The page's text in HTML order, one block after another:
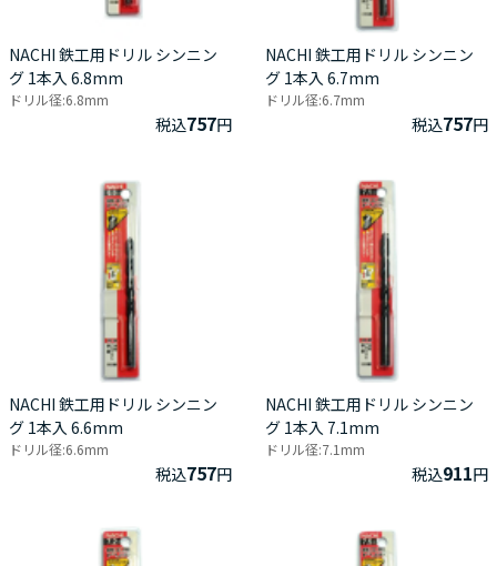
NACHI 鉄工用ドリル シンニン
グ 1本入 6.8mm
ドリル径:6.8mm
税込757円
NACHI 鉄工用ドリル シンニン
グ 1本入 6.7mm
ドリル径:6.7mm
税込757円
NACHI 鉄工用ドリル シンニン
グ 1本入 6.6mm
ドリル径:6.6mm
税込757円
NACHI 鉄工用ドリル シンニン
グ 1本入 7.1mm
ドリル径:7.1mm
税込911円